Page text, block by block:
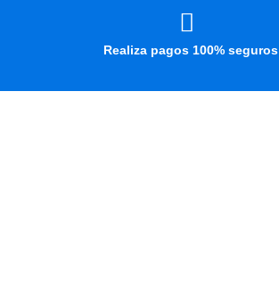
Realiza pagos 100% seguros